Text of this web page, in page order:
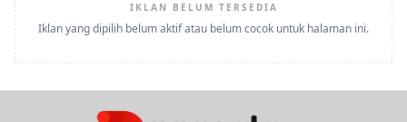
IKLAN BELUM TERSEDIA
Iklan yang dipilih belum aktif atau belum cocok untuk halaman ini.